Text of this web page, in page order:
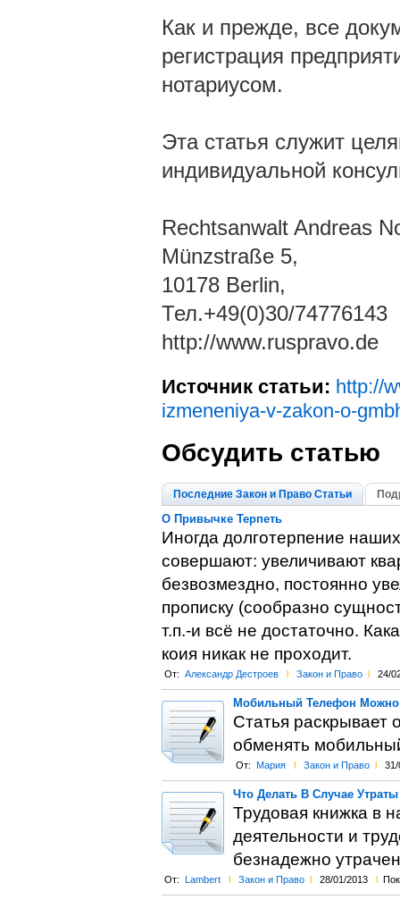
Как и прежде, все
регистрация
нотариусом.
Эта статья служит
индивидуальной
Rechtsanwalt Andreas
Münzstraße 5,
10178 Berlin,
Тел.+49(0)30/74776143
http://www.ruspravo.de
Источник статьи: http://
izmeneniya-v-zakon-o-
Обсудить статью
Последние Закон и Право Статьи
О Привычке Терпеть
Иногда долготерпение
совершают: увеличивают
безвозмездно, постоянно
прописку (сообразно
т.п.-и всё не достаточно.
коия никак не проходит.
От: Александр Дестроев l Закон и Право l 24/
Мобильный Телефон
Статья раскрывает
обменять
От: Мария l Закон и Право l 31/
Что Делать В Случае
Трудовая книжка в
деятельности и
безнадежно
От: Lambert l Закон и Право l 28/01/2013 l